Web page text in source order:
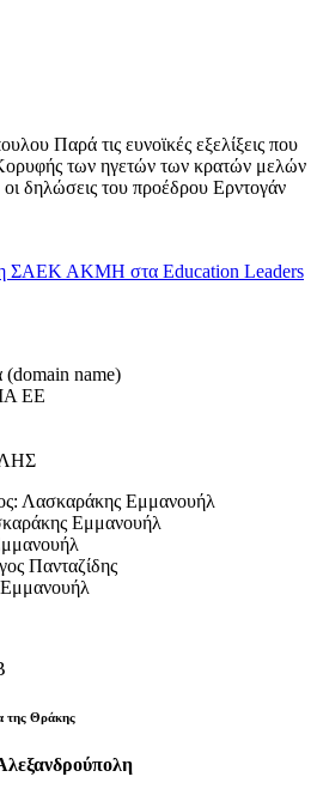
Παρά τις ευνοϊκές εξελίξεις που
των ηγετών των κρατών μελών
δηλώσεις του προέδρου Ερντογάν
τη ΣΑΕΚ ΑΚΜΗ στα Education Leaders
(domain name)
ΕΕ
Λασκαράκης Εμμανουήλ
Εμμανουήλ
Πανταζίδης
Εμμανουήλ
Θράκης